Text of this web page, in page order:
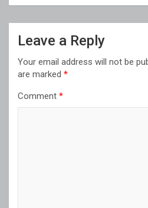
Leave a Reply
Your email address will not be
are marked *
Comment *